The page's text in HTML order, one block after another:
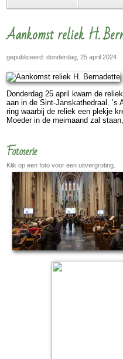
Aankomst reliek H.
gepubliceerd: donderdag, 25 april 2024
Donder­dag 25 april kwam de
aan in de Sint-Jans­kathe­draal.
ring waarbij de reliek een plekje
Moeder in de mei­maand zal
Fotoserie
Klik op een foto voor een uitvergroting.